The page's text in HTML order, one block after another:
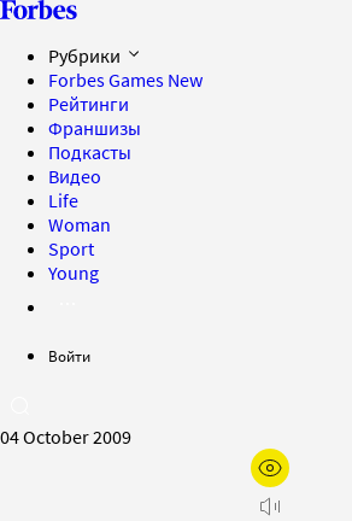
Рубрики
Forbes Games New
Рейтинги
Франшизы
Подкасты
Видео
Life
Woman
Sport
Young
Войти
04 October 2009